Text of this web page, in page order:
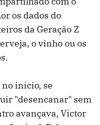
os dados do
da Geração Z
o vinho ou os
início, se
"desencanar" sem
avançava, Víctor